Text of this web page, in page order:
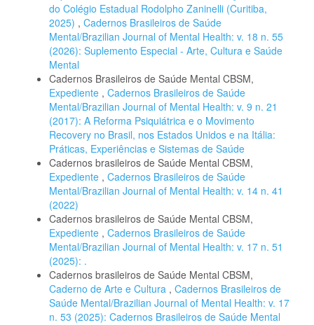
do Colégio Estadual Rodolpho Zaninelli (Curitiba,
2025) , Cadernos Brasileiros de Saúde
Mental/Brazilian Journal of Mental Health: v. 18 n. 55
(2026): Suplemento Especial - Arte, Cultura e Saúde
Mental
Cadernos Brasileiros de Saúde Mental CBSM,
Expediente , Cadernos Brasileiros de Saúde
Mental/Brazilian Journal of Mental Health: v. 9 n. 21
(2017): A Reforma Psiquiátrica e o Movimento
Recovery no Brasil, nos Estados Unidos e na Itália:
Práticas, Experiências e Sistemas de Saúde
Cadernos brasileiros de Saúde Mental CBSM,
Expediente , Cadernos Brasileiros de Saúde
Mental/Brazilian Journal of Mental Health: v. 14 n. 41
(2022)
Cadernos brasileiros de Saúde Mental CBSM,
Expediente , Cadernos Brasileiros de Saúde
Mental/Brazilian Journal of Mental Health: v. 17 n. 51
(2025): .
Cadernos brasileiros de Saúde Mental CBSM,
Caderno de Arte e Cultura , Cadernos Brasileiros de
Saúde Mental/Brazilian Journal of Mental Health: v. 17
n. 53 (2025): Cadernos Brasileiros de Saúde Mental